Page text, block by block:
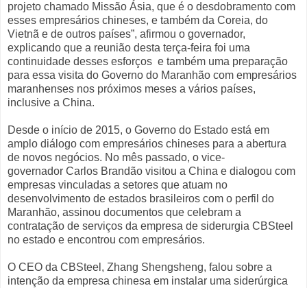
projeto chamado Missão Ásia, que é o desdobramento com
esses empresários chineses, e também da Coreia, do
Vietnã e de outros países”, afirmou o governador,
explicando que a reunião desta terça-feira foi uma
continuidade desses esforços e também uma preparação
para essa visita do Governo do Maranhão com empresários
maranhenses nos próximos meses a vários países,
inclusive a China.
Desde o início de 2015, o Governo do Estado está em
amplo diálogo com empresários chineses para a abertura
de novos negócios. No mês passado, o vice-
governador Carlos Brandão visitou a China e dialogou com
empresas vinculadas a setores que atuam no
desenvolvimento de estados brasileiros com o perfil do
Maranhão, assinou documentos que celebram a
contratação de serviços da empresa de siderurgia CBSteel
no estado e encontrou com empresários.
O CEO da CBSteel, Zhang Shengsheng, falou sobre a
intenção da empresa chinesa em instalar uma siderúrgica